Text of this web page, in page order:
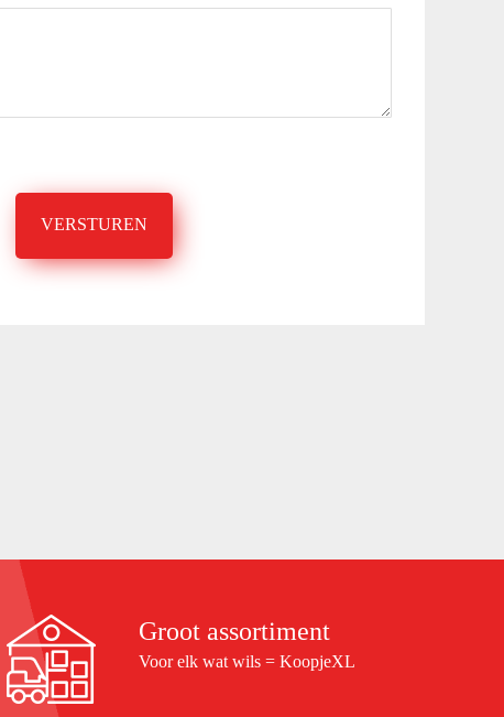
VERSTUREN
Groot assortiment
Voor elk wat wils = KoopjeXL